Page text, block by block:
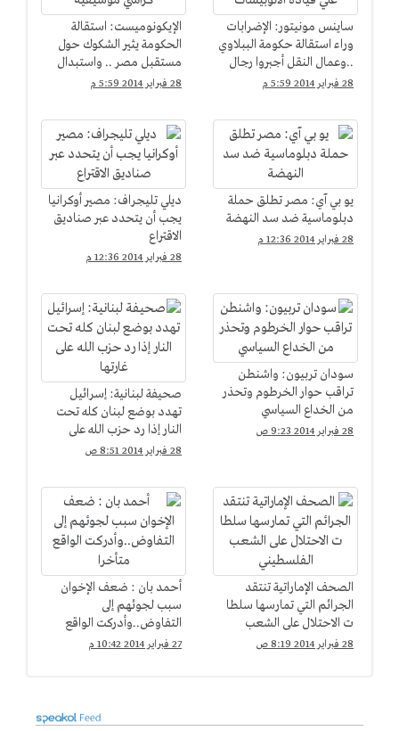
ساينس مونيتور: الإضرابات
وراء استقالة حكومة الببلاوي
..وعمال النقل أجبروا رجال
الجيش علي قيادة
28 فبراير 2014 5:59 م
الإيكونوميست: استقالة
الحكومة يثير الشكوك حول
مستقبل مصر .. واستبدال
الببلاوي بمحلب لعبة
28 فبراير 2014 5:59 م
يو بي آي: مصر تطلق حملة
دبلوماسية ضد سد النهضة
28 فبراير 2014 12:36 م
ديلي تليجراف: مصير أوكرانيا
يجب أن يتحدد عبر صناديق
الاقتراع
28 فبراير 2014 12:36 م
سودان تربيون: واشنطن
تراقب حوار الخرطوم وتحذر
من الخداع السياسي
28 فبراير 2014 9:23 ص
صحيفة لبنانية: إسرائيل
تهدد بوضع لبنان كله تحت
النار إذا رد حزب الله على
غارتها
28 فبراير 2014 8:51 ص
الصحف الإماراتية تنتقد
الجرائم التي تمارسها سلطا
ت الاحتلال على الشعب
الفلسطيني
28 فبراير 2014 8:19 ص
أحمد بان : ضعف الإخوان
سبب لجوئهم إلى
التفاوض..وأدركت الواقع
متأخرا
27 فبراير 2014 10:42 م